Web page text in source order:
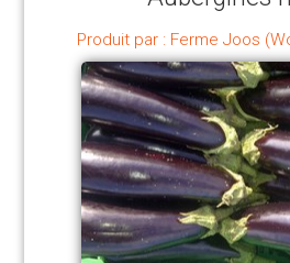
Produit par : Ferme Joos